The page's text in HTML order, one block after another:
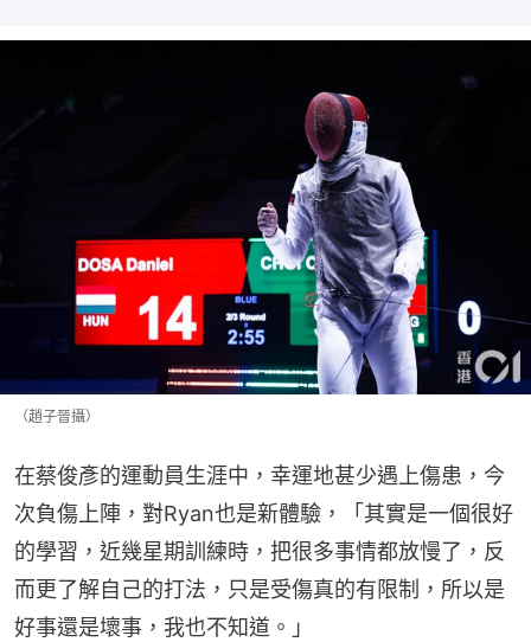
（趙子晉攝）
在蔡俊彥的運動員生涯中，幸運地甚少遇上傷患，今
次負傷上陣，對Ryan也是新體驗，「其實是一個很好
的學習，近幾星期訓練時，把很多事情都放慢了，反
而更了解自己的打法，只是受傷真的有限制，所以是
好事還是壞事，我也不知道。」